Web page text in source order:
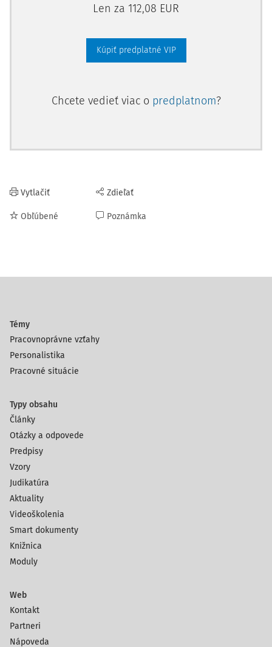
Len za 112,08 EUR
Kúpiť predplatné VIP
Chcete vedieť viac o predplatnom?
Vytlačiť
Obľúbené
Zdieľať
Poznámka
Témy
Pracovnoprávne vzťahy
Personalistika
Pracovné situácie
Typy obsahu
Články
Otázky a odpovede
Predpisy
Vzory
Judikatúra
Aktuality
Videoškolenia
Smart dokumenty
Knižnica
Moduly
Web
Kontakt
Partneri
Nápoveda